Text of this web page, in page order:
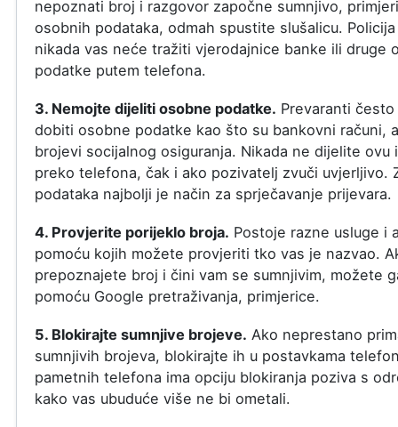
nepoznati broj i razgovor započne sumnjivo,
osobnih podataka, odmah spustite slušalicu.
nikada vas neće tražiti vjerodajnice banke ili druge
podatke putem telefona.
3. Nemojte dijeliti osobne podatke. Prevaranti
dobiti osobne podatke kao što su bankovni računi,
brojevi socijalnog osiguranja. Nikada ne dijelite ovu
preko telefona, čak i ako pozivatelj zvuči uvjerljivo.
podataka najbolji je način za sprječavanje prijevara.
4. Provjerite porijeklo broja. Postoje razne usluge i
pomoću kojih možete provjeriti tko vas je nazvao.
prepoznajete broj i čini vam se sumnjivim, možete
pomoću Google pretraživanja, primjerice.
5. Blokirajte sumnjive brojeve. Ako neprestano
sumnjivih brojeva, blokirajte ih u postavkama
pametnih telefona ima opciju blokiranja poziva s
kako vas ubuduće više ne bi ometali.